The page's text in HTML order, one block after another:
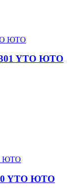
YTO ЮТО
YTO ЮТО